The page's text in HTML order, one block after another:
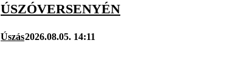
ÚSZÓVERSENYÉN
Úszás2026.08.05. 14:11